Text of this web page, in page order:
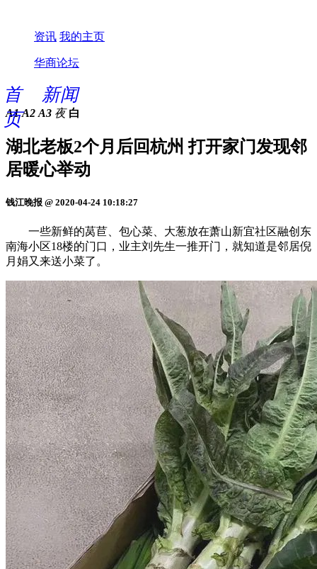
资讯 我的主页
华商论坛
首
页
新闻
A1 A2 A3 夜 白
湖北老板2个月后回杭州 打开家门发现邻
居暖心举动
钱江晚报 @ 2020-04-24 10:18:27
一些新鲜的莴苣、包心菜、大葱放在萧山新宜社区融创东
南海小区18楼的门口，业主刘先生一推开门，就知道是邻居倪
月娟又来送小菜了。